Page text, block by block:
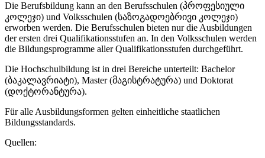
Die Berufsbildung kann an den Berufsschulen (პროფესიული
კოლეჯი) und Volksschulen (საზოგადოებრივი კოლეჯი)
erworben werden. Die Berufsschulen bieten nur die Ausbildungen
der ersten drei Qualifikationsstufen an. In den Volksschulen werden
die Bildungsprogramme aller Qualifikationsstufen durchgeführt.
Die Hochschulbildung ist in drei Bereiche unterteilt: Bachelor
(ბაკალავრიატი), Master (მაგისტრატურა) und Doktorat
(დოქტორანტურა).
Für alle Ausbildungsformen gelten einheitliche staatlichen
Bildungsstandards.
Quellen: